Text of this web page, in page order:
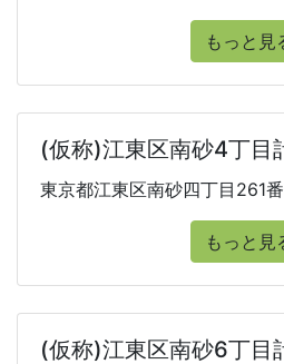
もっと見
(仮称)江東区南砂4丁目
東京都江東区南砂四丁目261
もっと見
(仮称)江東区南砂6丁目